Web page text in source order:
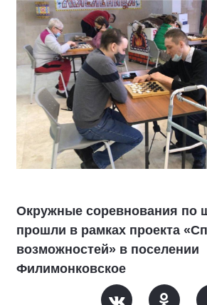
Окружные соревнования по
прошли в рамках проекта
возможностей» в поселении
Филимонковское